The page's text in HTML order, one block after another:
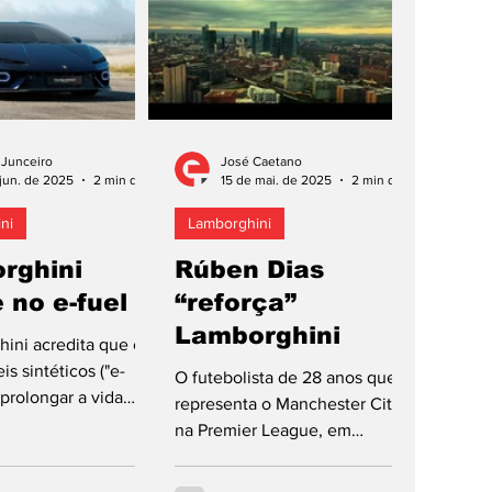
no e-fuel
acredita que os
sintéticos ("e-
a vida
de 2025
Rúben Dias
“reforça”
Lamborghini
O futebolista de 28 anos que
representa o Manchester City
na Premier League, em
internacionalizações por...
Lamborghini
José Caetano
15 de mai. de 2025